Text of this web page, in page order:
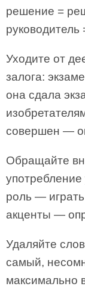
решение =
руководитель
Уходите от
залога:
она сдала
совершен —
Обращайте
роль —
акценты —
Удаляйте
самый,
максимально